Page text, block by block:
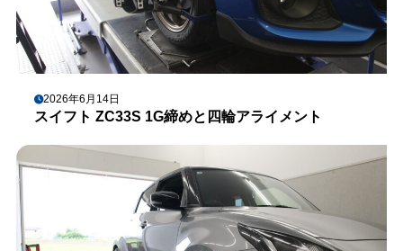
2026年6月14日
スイフト ZC33S 1G締めと四輪アライメント